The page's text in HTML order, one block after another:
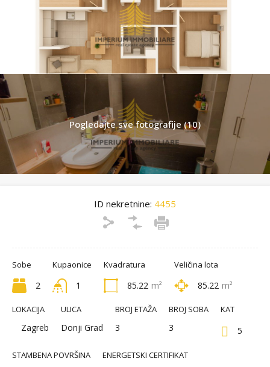
Pogledajte sve fotografije (10)
ID nekretnine: 4455
Sobe
2
Kupaonice
1
Kvadratura
85.22 m²
Veličina lota
85.22 m²
LOKACIJA
Zagreb
ULICA
Donji Grad
BROJ ETAŽA
3
BROJ SOBA
3
KAT
5
STAMBENA POVRŠINA ENERGETSKI CERTIFIKAT